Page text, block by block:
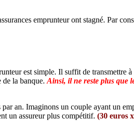
emprunteur ont stagné. Par
est simple. Il suffit de transmettre
de la banque. Ainsi, il ne reste plus que
par an. Imaginons un couple ayant un
un assureur plus compétitif. (30 euros